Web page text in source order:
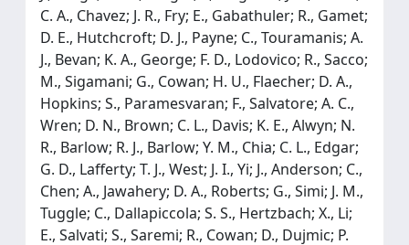
C. A., Chavez; J. R., Fry; E., Gabathuler; R., Gamet;
D. E., Hutchcroft; D. J., Payne; C., Touramanis; A.
J., Bevan; K. A., George; F. D., Lodovico; R., Sacco;
M., Sigamani; G., Cowan; H. U., Flaecher; D. A.,
Hopkins; S., Paramesvaran; F., Salvatore; A. C.,
Wren; D. N., Brown; C. L., Davis; K. E., Alwyn; N.
R., Barlow; R. J., Barlow; Y. M., Chia; C. L., Edgar;
G. D., Lafferty; T. J., West; J. I., Yi; J., Anderson; C.,
Chen; A., Jawahery; D. A., Roberts; G., Simi; J. M.,
Tuggle; C., Dallapiccola; S. S., Hertzbach; X., Li;
E., Salvati; S., Saremi; R., Cowan; D., Dujmic; P.